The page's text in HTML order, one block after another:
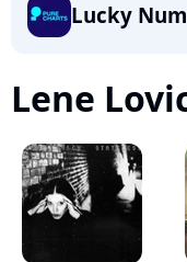
Lucky
Lene